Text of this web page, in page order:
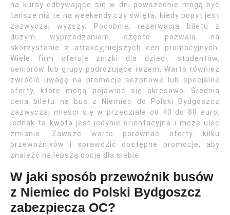
na kursy odbywające się w dni powszednie mogą być
tańsze niż te na weekendy czy święta, kiedy popyt jest
zazwyczaj wyższy. Podobnie, rezerwacja biletu z
dużym wyprzedzeniem często pozwala na
skorzystanie z atrakcyjniejszych cen promocyjnych.
Wiele firm oferuje zniżki dla dzieci, studentów,
seniorów lub grupy podróżujące razem. Warto również
zwrócić uwagę na promocje sezonowe lub specjalne
oferty, które mogą pojawiać się okresowo. Średnia
cena biletu na bus z Niemiec do Polski Bydgoszcz
zazwyczaj mieści się w przedziale od 40 do 80 euro,
jednak ta kwota jest jedynie orientacyjna i może ulec
zmianie. Zawsze warto porównać oferty kilku
przewoźników i sprawdzić dostępne promocje, aby
znaleźć najlepszą opcję dla siebie.
W jaki sposób przewoźnik busów
z Niemiec do Polski Bydgoszcz
zabezpiecza OC?